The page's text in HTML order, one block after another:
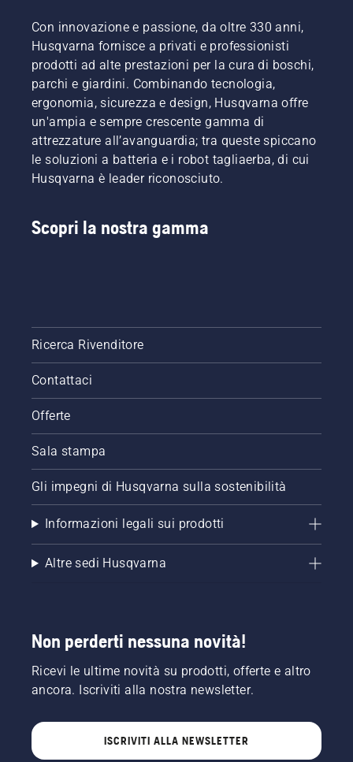
Con innovazione e passione, da oltre 330 anni,
Husqvarna fornisce a privati e professionisti
prodotti ad alte prestazioni per la cura di boschi,
parchi e giardini. Combinando tecnologia,
ergonomia, sicurezza e design, Husqvarna offre
un'ampia e sempre crescente gamma di
attrezzature all’avanguardia; tra queste spiccano
le soluzioni a batteria e i robot tagliaerba, di cui
Husqvarna è leader riconosciuto.
Scopri la nostra gamma
Ricerca Rivenditore
Contattaci
Offerte
Sala stampa
Gli impegni di Husqvarna sulla sostenibilità
Informazioni legali sui prodotti
Altre sedi Husqvarna
Non perderti nessuna novità!
Ricevi le ultime novità su prodotti, offerte e altro
ancora. Iscriviti alla nostra newsletter.
ISCRIVITI ALLA NEWSLETTER